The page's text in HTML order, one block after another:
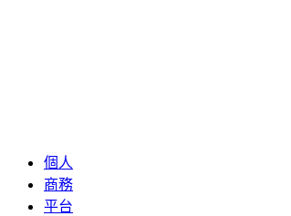
個人
商務
平台